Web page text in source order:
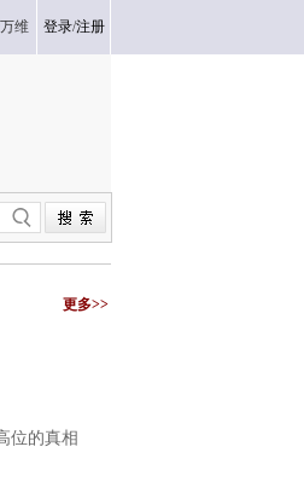
维 登录/注册
更多>>
位的真相